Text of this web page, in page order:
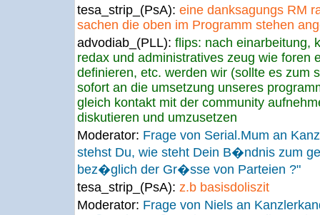
tesa_strip_(PsA): eine danksagungs RM
sachen die oben im Programm stehen
advodiab_(PLL): flips: nach einarbeitung,
redax und administratives zeug wie foren
definieren, etc. werden wir (sollte es zum
sofort an die umsetzung unseres
gleich kontakt mit der community
diskutieren und umzusetzen
Moderator: Frage von Serial.Mum an
stehst Du, wie steht Dein B�ndnis zum
bez�glich der Gr�sse von Parteien ?"
tesa_strip_(PsA): z.b basisdoliszit
Moderator: Frage von Niels an